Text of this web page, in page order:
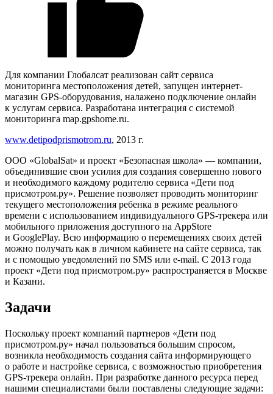
Для компании Глобалсат реализован сайт сервиса
мониторинга местоположения детей, запущен интернет-
магазин GPS-оборудования, налажено подключение онлайн
к услугам сервиса. Разработана интеграция с системой
мониторинга map.gpshome.ru.
www.detipodprismotrom.ru, 2013 г.
ООО «GlobalSat» и проект «Безопасная школа» — компании,
объединившие свои усилия для создания совершенно нового
и необходимого каждому родителю сервиса «Дети под
присмотром.ру». Решение позволяет проводить мониторинг
текущего местоположения ребенка в режиме реального
времени с использованием индивидуального GPS-трекера или
мобильного приложения доступного на AppStore
и GooglePlay. Всю информацию о перемещениях своих детей
можно получать как в личном кабинете на сайте сервиса, так
и с помощью уведомлений по SMS или e-mail. С 2013 года
проект «Дети под присмотром.ру» распространяется в Москве
и Казани.
Задачи
Поскольку проект компаний партнеров «Дети под
присмотром.ру» начал пользоваться большим спросом,
возникла необходимость создания сайта информирующего
о работе и настройке сервиса, с возможностью приобретения
GPS-трекера онлайн. При разработке данного ресурса перед
нашими специалистами были поставлены следующие задачи: